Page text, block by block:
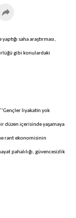
saha araştırması,
gibi konulardaki
liyakatin yok
düzen içerisinde yaşamaya
rant ekonomisinin
pahalılığı, güvencesizlik